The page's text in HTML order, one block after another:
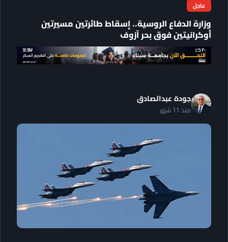
عاجل
وزارة الدفاع الروسية.. إسقاط طائرتين مسيرتين
أوكرانيتين فوق بحر آزوف
جودة عبدالصادق
منذ 11 شهر